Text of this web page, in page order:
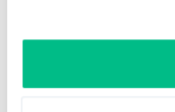
Zapisz się do